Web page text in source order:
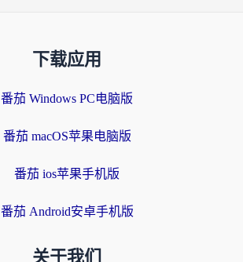
下载应用
番茄 Windows PC电脑版
番茄 macOS苹果电脑版
番茄 ios苹果手机版
番茄 Android安卓手机版
关于我们